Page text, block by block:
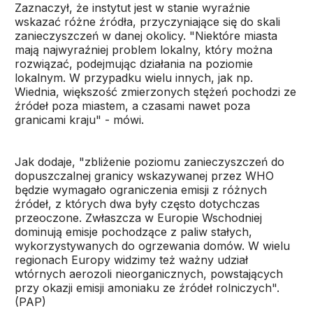
Zaznaczył, że instytut jest w stanie wyraźnie
wskazać różne źródła, przyczyniające się do skali
zanieczyszczeń w danej okolicy. "Niektóre miasta
mają najwyraźniej problem lokalny, który można
rozwiązać, podejmując działania na poziomie
lokalnym. W przypadku wielu innych, jak np.
Wiednia, większość zmierzonych stężeń pochodzi ze
źródeł poza miastem, a czasami nawet poza
granicami kraju" - mówi.
Jak dodaje, "zbliżenie poziomu zanieczyszczeń do
dopuszczalnej granicy wskazywanej przez WHO
będzie wymagało ograniczenia emisji z różnych
źródeł, z których dwa były często dotychczas
przeoczone. Zwłaszcza w Europie Wschodniej
dominują emisje pochodzące z paliw stałych,
wykorzystywanych do ogrzewania domów. W wielu
regionach Europy widzimy też ważny udział
wtórnych aerozoli nieorganicznych, powstających
przy okazji emisji amoniaku ze źródeł rolniczych".
(PAP)